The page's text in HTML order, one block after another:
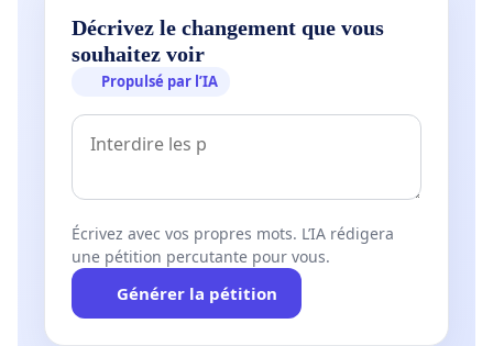
Décrivez le changement que vous
souhaitez voir
Propulsé par l’IA
Écrivez avec vos propres mots. L’IA rédigera
une pétition percutante pour vous.
Générer la pétition